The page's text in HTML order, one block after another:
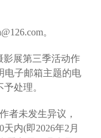
。
展第三季活动作
电子邮箱主题的电
处理。
未发生异议，
内(即2026年2月